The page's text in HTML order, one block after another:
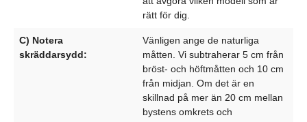
rätt för dig.
C) Notera
skräddarsydd:
Vänligen ange de naturliga
måtten. Vi subtraherar 5 cm från
bröst- och höftmåtten och 10 cm
från midjan. Om det är en
skillnad på mer än 20 cm mellan
bystens omkrets och